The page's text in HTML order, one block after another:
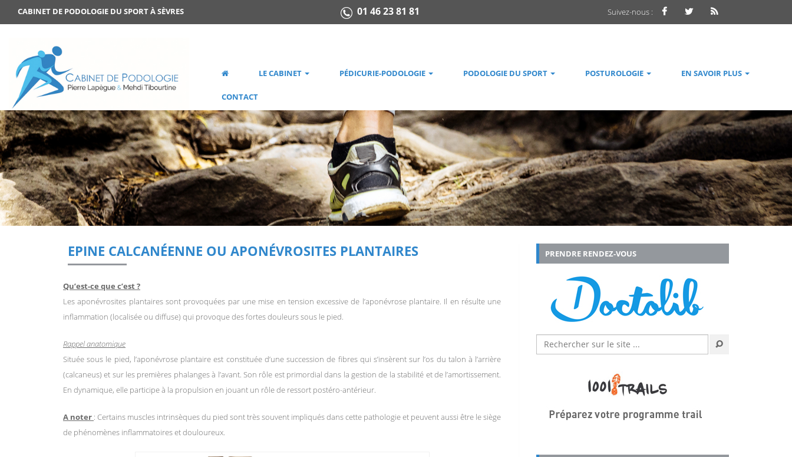
CABINET DE PODOLOGIE DU SPORT À SÈVRES 01 46 23 81 81 Suivez-nous :
LE CABINET PÉDICURIE-PODOLOGIE PODOLOGIE DU SPORT POSTUROLOGIE EN SAVOIR PLUS
CONTACT
EPINE CALCANÉENNE OU APONÉVROSITES PLANTAIRES
Qu’est-ce que c’est ?
Les aponévrosites plantaires sont provoquées par une mise en tension excessive de l’aponévrose plantaire. Il en résulte une
inflammation (localisée ou diffuse) qui provoque des fortes douleurs sous le pied.
Rappel anatomique
Située sous le pied, l’aponévrose plantaire est constituée d’une succession de fibres qui s’insèrent sur l’os du talon à l’arrière
(calcaneus) et sur les premières phalanges à l’avant. Son rôle est primordial dans la gestion de la stabilité et de l’amortissement.
En dynamique, elle participe à la propulsion en jouant un rôle de ressort postéro-antérieur.
A noter : Certains muscles intrinsèques du pied sont très souvent impliqués dans cette pathologie et peuvent aussi être le siège
de phénomènes inflammatoires et douloureux.
PRENDRE RENDEZ-VOUS